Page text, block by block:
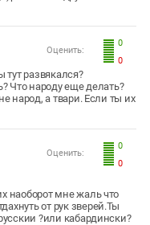
0
0
Оценить:
тут развякался?
Что народу еще делать?
народ, а твари. Если ты их
0
0
Оценить:
наоборот мне жаль что
от рук зверей.Ты
?или кабардински?